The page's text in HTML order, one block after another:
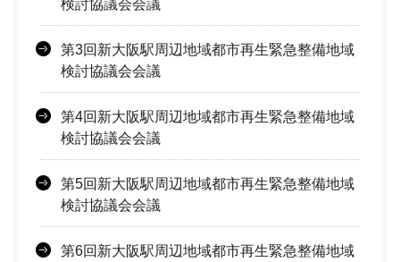
検討協議会会議
第3回新大阪駅周辺地域都市再生緊急整備地域
検討協議会会議
第4回新大阪駅周辺地域都市再生緊急整備地域
検討協議会会議
第5回新大阪駅周辺地域都市再生緊急整備地域
検討協議会会議
第6回新大阪駅周辺地域都市再生緊急整備地域